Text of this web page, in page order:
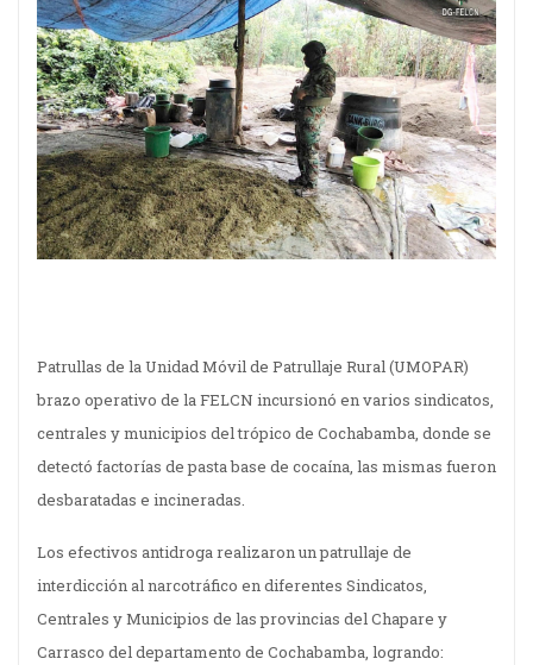
Patrullas de la Unidad Móvil de Patrullaje Rural (UMOPAR)
brazo operativo de la FELCN incursionó en varios sindicatos,
centrales y municipios del trópico de Cochabamba, donde se
detectó factorías de pasta base de cocaína, las mismas fueron
desbaratadas e incineradas.
Los efectivos antidroga realizaron un patrullaje de
interdicción al narcotráfico en diferentes Sindicatos,
Centrales y Municipios de las provincias del Chapare y
Carrasco del departamento de Cochabamba, logrando: